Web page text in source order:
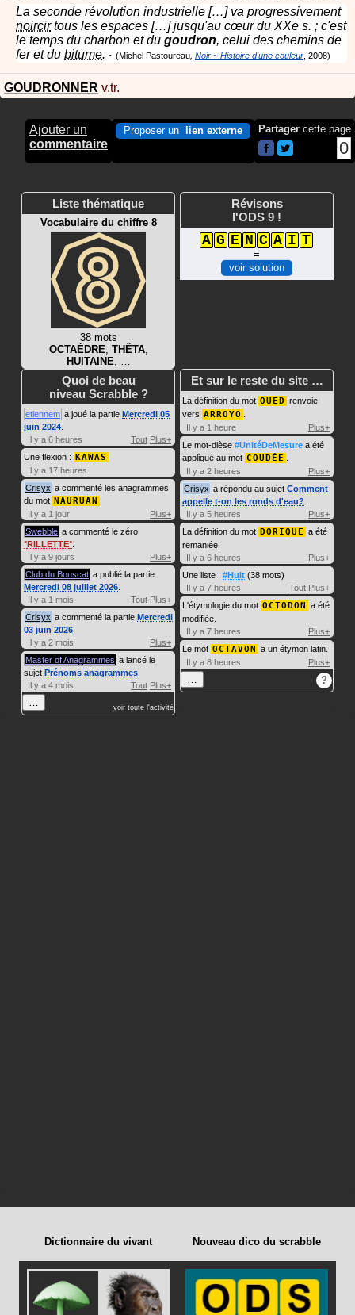
La seconde révolution industrielle […] va progressivement
noircirtous les espaces […] jusqu'au cœur du XXe s. ; c'est
le temps du charbon et du goudron, celui des chemins de
fer et du bitume. Michel Pastoureau Noir ~ Histoire d'une couleur 2008
GOUDRONNER v.tr.
Ajouter un
commentaire
Proposer un lien externe Partager cette page
0
Liste thématique
Vocabulaire du chiffre 8
38 mots
OCTAÈDRE, THÊTA,
HUITAINE, …
Révisons
l'ODS 9 !
A G E N C A I T
=
voir solution
Quoi de beau
niveau Scrabble ?
etiennem a joué la partie Mercredi 05
juin 2024
Il y a 6 heures
Tout Plus+
Une flexion :
KAWAS
Il y a 17 heures
Crisyx a commenté les anagrammes
du mot NAURUAN
Il y a 1 jour
Plus+
Swebble a commenté le zéro
RILLETTE
Il y a 9 jours
Plus+
Club du Bouscat a publié la partie
Mercredi 08 juillet 2026
Il y a 1 mois
Tout Plus+
Crisyx a commenté la partie Mercredi
03 juin 2026
Il y a 2 mois
Plus+
Master of Anagrammes a lancé le
sujet Prénoms anagrammes
Il y a 4 mois
Tout Plus+
… voir toute l'activité
Et sur le reste du site …
La définition du mot OUED renvoie
vers ARROYO
Il y a 1 heure
Plus+
Le mot-dièse #UnitéDeMesure a été
appliqué au mot COUDÉE
Il y a 2 heures
Plus+
Crisyx a répondu au sujet Comment
appelle t-on les ronds d'eau?
Il y a 5 heures
Plus+
La définition du mot DORIQUE a été
remaniée.
Il y a 6 heures
Plus+
Une liste : #Huit (38 mots)
Il y a 7 heures
Tout Plus+
L'étymologie du mot OCTODON
a été
modifiée.
Il y a 7 heures
Plus+
Le mot OCTAVON
a un étymon latin.
Il y a 8 heures
Plus+
… ?
Dictionnaire du vivant Nouveau dico du scrabble